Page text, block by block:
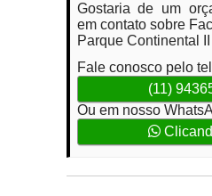
Gostaria de um
em contato sobre
Parque Continental
Fale conosco pelo
(11)
Ou em nosso